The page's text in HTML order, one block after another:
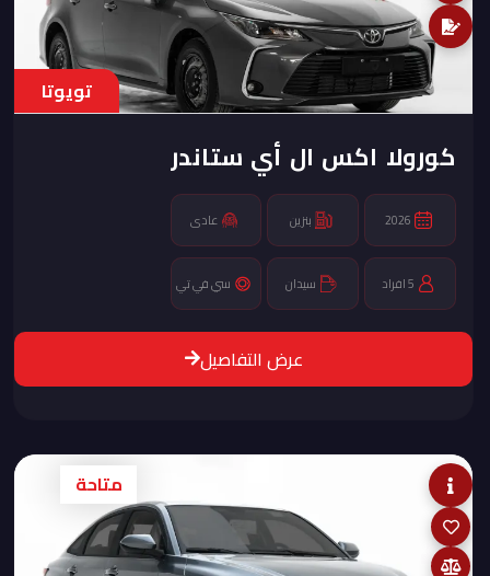
تويوتا
كورولا اكس ال أي ستاندر
2026 بنزين عادى
5 افراد سيدان سي في تي
عرض التفاصيل
متاحة